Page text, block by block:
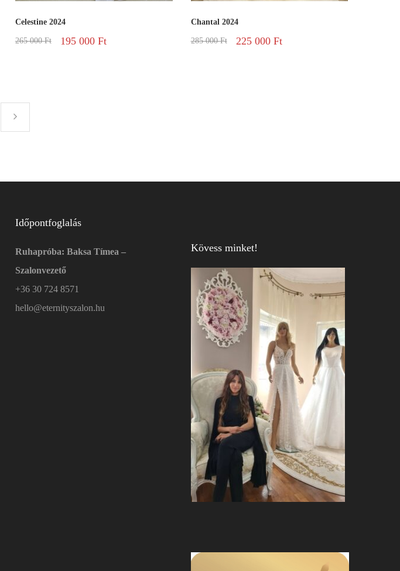
Celestine 2024
265 000Ft 195 000 Ft
Chantal 2024
285 000Ft 225 000 Ft
Időpontfoglalás
Ruhapróba: Baksa Tímea –
Szalonvezető
+36 30 724 8571
hello@eternityszalon.hu
Kövess minket!